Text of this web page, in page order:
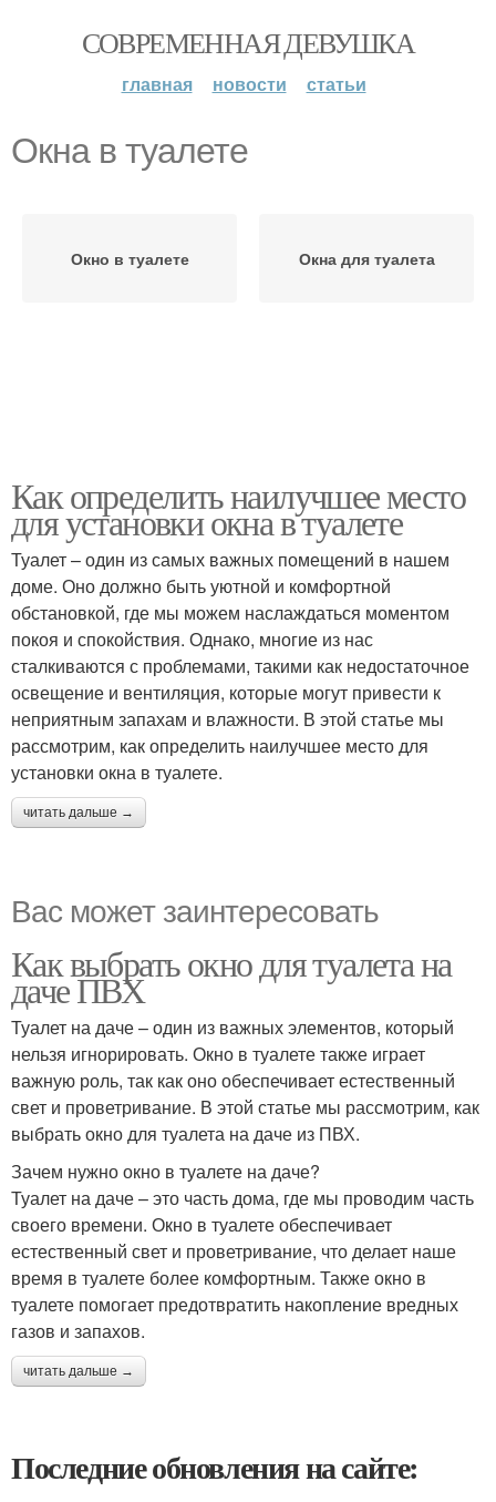
СОВРЕМЕННАЯ ДЕВУШКА
главная новости статьи
Окна в туалете
Окно в туалете Окна для туалета
Как определить наилучшее место
для установки окна в туалете
Туалет – один из самых важных помещений в нашем
доме. Оно должно быть уютной и комфортной
обстановкой, где мы можем наслаждаться моментом
покоя и спокойствия. Однако, многие из нас
сталкиваются с проблемами, такими как недостаточное
освещение и вентиляция, которые могут привести к
неприятным запахам и влажности. В этой статье мы
рассмотрим, как определить наилучшее место для
установки окна в туалете.
читать дальше →
Вас может заинтересовать
Как выбрать окно для туалета на
даче ПВХ
Туалет на даче – один из важных элементов, который
нельзя игнорировать. Окно в туалете также играет
важную роль, так как оно обеспечивает естественный
свет и проветривание. В этой статье мы рассмотрим, как
выбрать окно для туалета на даче из ПВХ.
Зачем нужно окно в туалете на даче?
Туалет на даче – это часть дома, где мы проводим часть
своего времени. Окно в туалете обеспечивает
естественный свет и проветривание, что делает наше
время в туалете более комфортным. Также окно в
туалете помогает предотвратить накопление вредных
газов и запахов.
читать дальше →
Последние обновления на сайте: